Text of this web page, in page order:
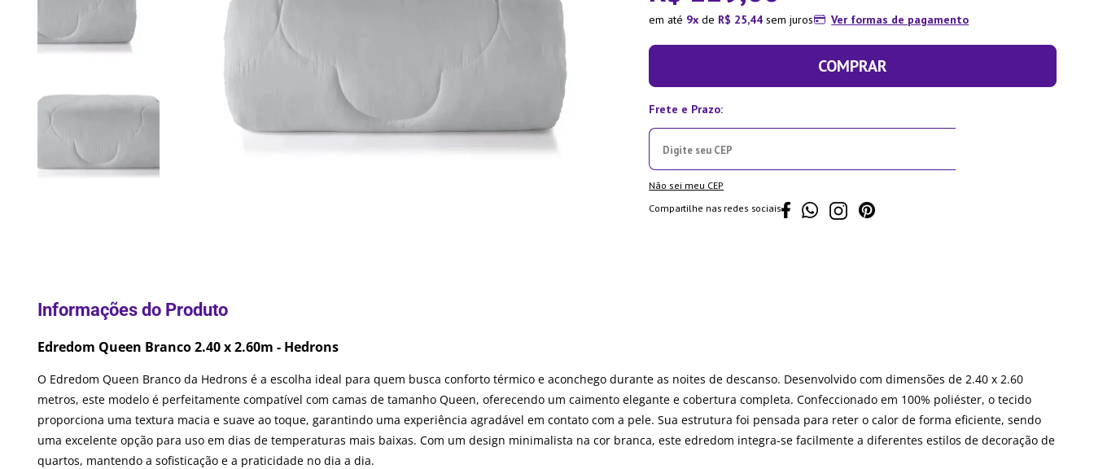
em até 9 de R$ 25,44 sem juros Ver formas de pagamento
COMPRAR
Não sei meu CEP
Compartilhe nas redes sociais
Edredom Queen Branco 2.40 x 2.60m - Hedrons
O Edredom Queen Branco da Hedrons é a escolha ideal para quem busca conforto térmico e aconchego durante as noites de descanso. Desenvolvido com dimensões de 2.40 x 2.60
metros, este modelo é perfeitamente compatível com camas de tamanho Queen, oferecendo um caimento elegante e cobertura completa. Confeccionado em 100% poliéster, o tecido
proporciona uma textura macia e suave ao toque, garantindo uma experiência agradável em contato com a pele. Sua estrutura foi pensada para reter o calor de forma eficiente, sendo
uma excelente opção para uso em dias de temperaturas mais baixas. Com um design minimalista na cor branca, este edredom integra-se facilmente a diferentes estilos de decoração de
quartos, mantendo a sofisticação e a praticidade no dia a dia.